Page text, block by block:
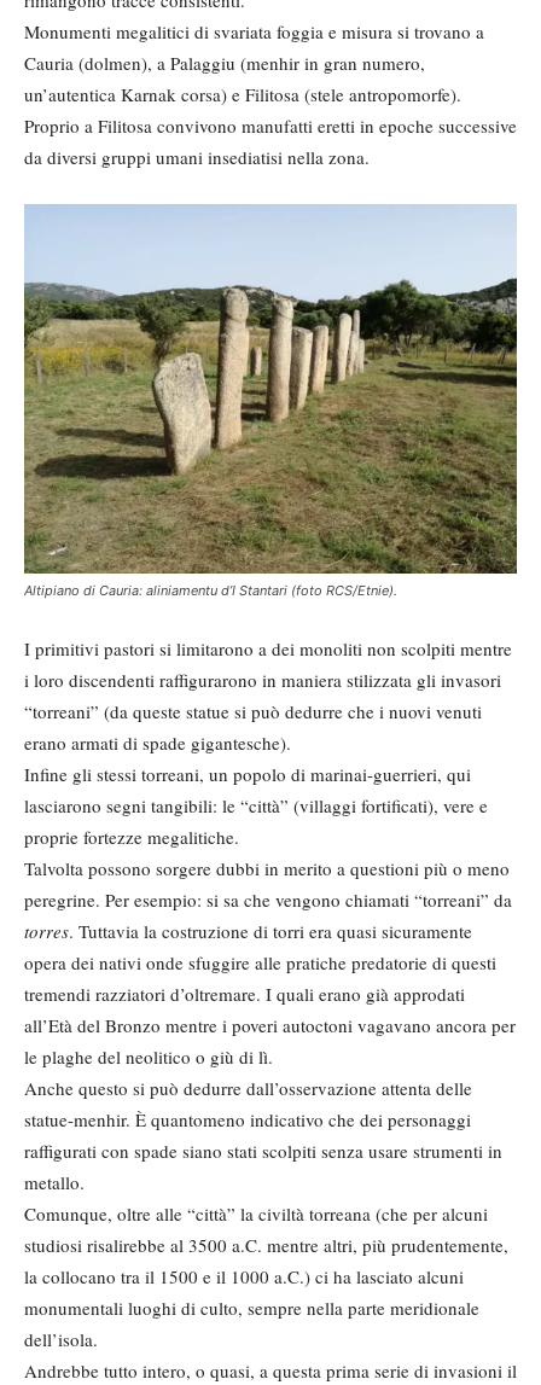
Monumenti megalitici di svariata foggia e misura si trovano a
Cauria (dolmen), a Palaggiu (menhir in gran numero,
un’autentica Karnak corsa) e Filitosa (stele antropomorfe).
Proprio a Filitosa convivono manufatti eretti in epoche successive
da diversi gruppi umani insediatisi nella zona.
Altipiano di Cauria: aliniamentu d’I Stantari (foto RCS/Etnie).
I primitivi pastori si limitarono a dei monoliti non scolpiti mentre
i loro discendenti raffigurarono in maniera stilizzata gli invasori
“torreani” (da queste statue si può dedurre che i nuovi venuti
erano armati di spade gigantesche).
Infine gli stessi torreani, un popolo di marinai-guerrieri, qui
lasciarono segni tangibili: le “città” (villaggi fortificati), vere e
proprie fortezze megalitiche.
Talvolta possono sorgere dubbi in merito a questioni più o meno
peregrine. Per esempio: si sa che vengono chiamati “torreani” da
torres. Tuttavia la costruzione di torri era quasi sicuramente
opera dei nativi onde sfuggire alle pratiche predatorie di questi
tremendi razziatori d’oltremare. I quali erano già approdati
all’Età del Bronzo mentre i poveri autoctoni vagavano ancora per
le plaghe del neolitico o giù di lì.
Anche questo si può dedurre dall’osservazione attenta delle
statue-menhir. È quantomeno indicativo che dei personaggi
raffigurati con spade siano stati scolpiti senza usare strumenti in
metallo.
Comunque, oltre alle “città” la civiltà torreana (che per alcuni
studiosi risalirebbe al 3500 a.C. mentre altri, più prudentemente,
la collocano tra il 1500 e il 1000 a.C.) ci ha lasciato alcuni
monumentali luoghi di culto, sempre nella parte meridionale
dell’isola.
Andrebbe tutto intero, o quasi, a questa prima serie di invasioni il